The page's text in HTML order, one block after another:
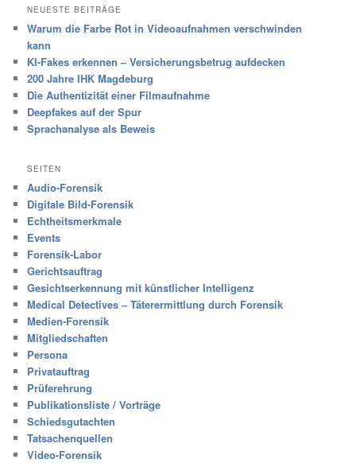
NEUESTE BEITRÄGE
Warum die Farbe Rot in Videoaufnahmen verschwinden
kann
KI-Fakes erkennen – Versicherungsbetrug aufdecken
200 Jahre IHK Magdeburg
Die Authentizität einer Filmaufnahme
Deepfakes auf der Spur
Sprachanalyse als Beweis
SEITEN
Audio-Forensik
Digitale Bild-Forensik
Echtheitsmerkmale
Events
Forensik-Labor
Gerichtsauftrag
Gesichtserkennung mit künstlicher Intelligenz
Medical Detectives – Täterermittlung durch Forensik
Medien-Forensik
Mitgliedschaften
Persona
Privatauftrag
Prüferehrung
Publikationsliste / Vorträge
Schiedsgutachten
Tatsachenquellen
Video-Forensik